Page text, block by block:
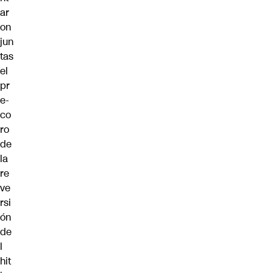
ar
on
jun
tas
el
pr
e-
co
ro
de
la
re
ve
rsi
ón
de
l
hit